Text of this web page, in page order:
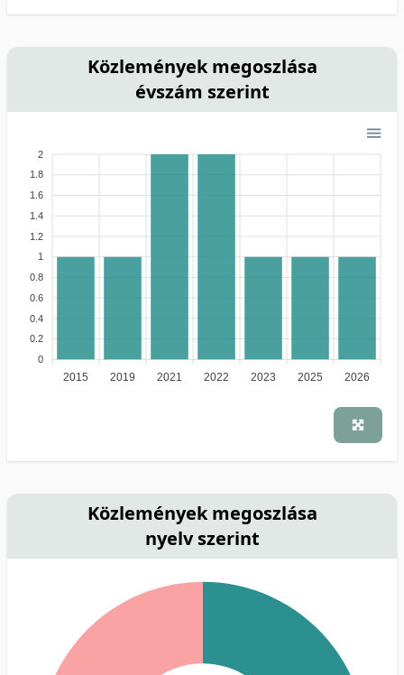
Közlemények megoszlása
évszám szerint
2
1.8
1.6
1.4
1.2
1
0.8
0.6
0.4
0.2
0
2015 2019 2021 2022 2023 2025 2026
Közlemények megoszlása
nyelv szerint